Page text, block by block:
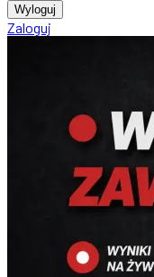
Wyloguj
Zaloguj